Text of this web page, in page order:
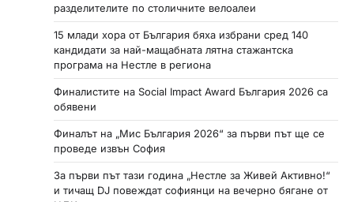
разделителите по столичните велоалеи
15 млади хора от България бяха избрани сред 140
кандидати за най-мащабната лятна стажантска
програма на Нестле в региона
Финалистите на Social Impact Award България 2026 са
обявени
Финалът на „Мис България 2026“ за първи път ще се
проведе извън София
За първи път тази година „Нестле за Живей Активно!“
и тичащ DJ повеждат софиянци на вечерно бягане от